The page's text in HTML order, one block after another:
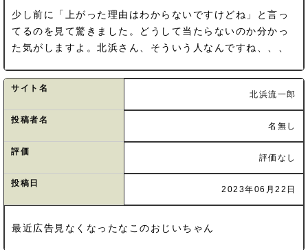
少し前に「上がった理由はわからないですけどね」と言っ
てるのを見て驚きました。どうして当たらないのか分かっ
た気がしますよ。北浜さん、そういう人なんですね、、、
サイト名
北浜流一郎
投稿者名
名無し
評価
評価なし
投稿日
2023年06月22日
最近広告見なくなったなこのおじいちゃん